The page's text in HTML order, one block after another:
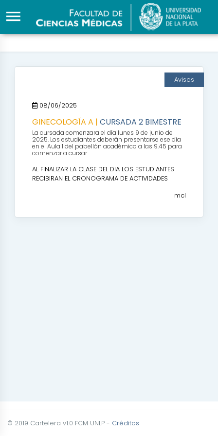
Avisos
08/06/2025
GINECOLOGÍA A | CURSADA 2 BIMESTRE
La cursada comenzara el día lunes 9 de junio de
2025. Los estudiantes deberán presentarse ese día
en el Aula 1 del pabellón académico a las 9.45 para
comenzar a cursar .
AL FINALIZAR LA CLASE DEL DIA LOS ESTUDIANTES
RECIBIRAN EL CRONOGRAMA DE ACTIVIDADES
mcl
© 2019 Cartelera v1.0 FCM UNLP - Créditos